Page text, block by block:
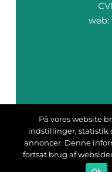
web:
På vores website
indstillinger, statistik
annoncer. Denne
fortsat brug af